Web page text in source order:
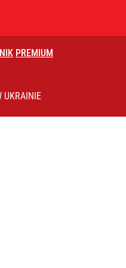
PREMIUM
wołyńskiej
UKRAINIE